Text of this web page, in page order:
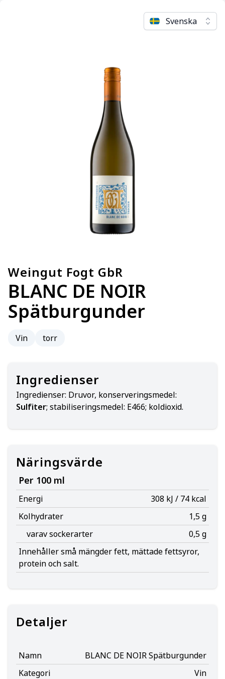
Svenska
Weingut Fogt GbR
BLANC DE NOIR
Spätburgunder
Vin torr
Ingredienser
Ingredienser: Druvor, konserveringsmedel:
Sulfiter; stabiliseringsmedel: E466; koldioxid.
Näringsvärde
Per 100 ml
Energi
308 kJ / 74 kcal
Kolhydrater
1,5 g
varav sockerarter
0,5 g
Innehåller små mängder fett, mättade fettsyror,
protein och salt.
Detaljer
Namn
BLANC DE NOIR Spätburgunder
Kategori
Vin